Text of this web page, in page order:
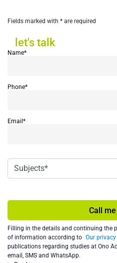
Fields marked with * are required
let's talk
Name*
Phone*
Email*
Call
Filling in the details and continuing the
of information according to Our
publications regarding studies at Ono
email, SMS and WhatsApp.